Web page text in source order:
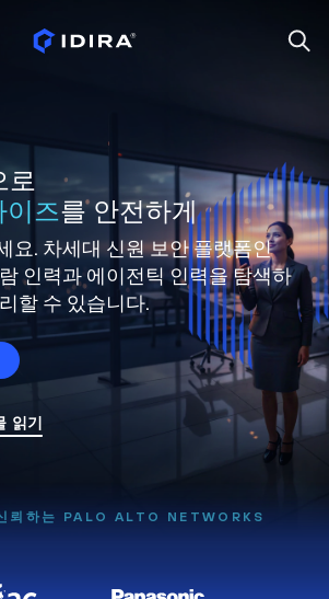
로
이즈를 안전하게
요. 차세대 신원보안 플랫폼인
인력과 에이전틱 인력을탐색하
할 수 있습니다.
읽기
뢰하는 PALO ALTO NETWORKS